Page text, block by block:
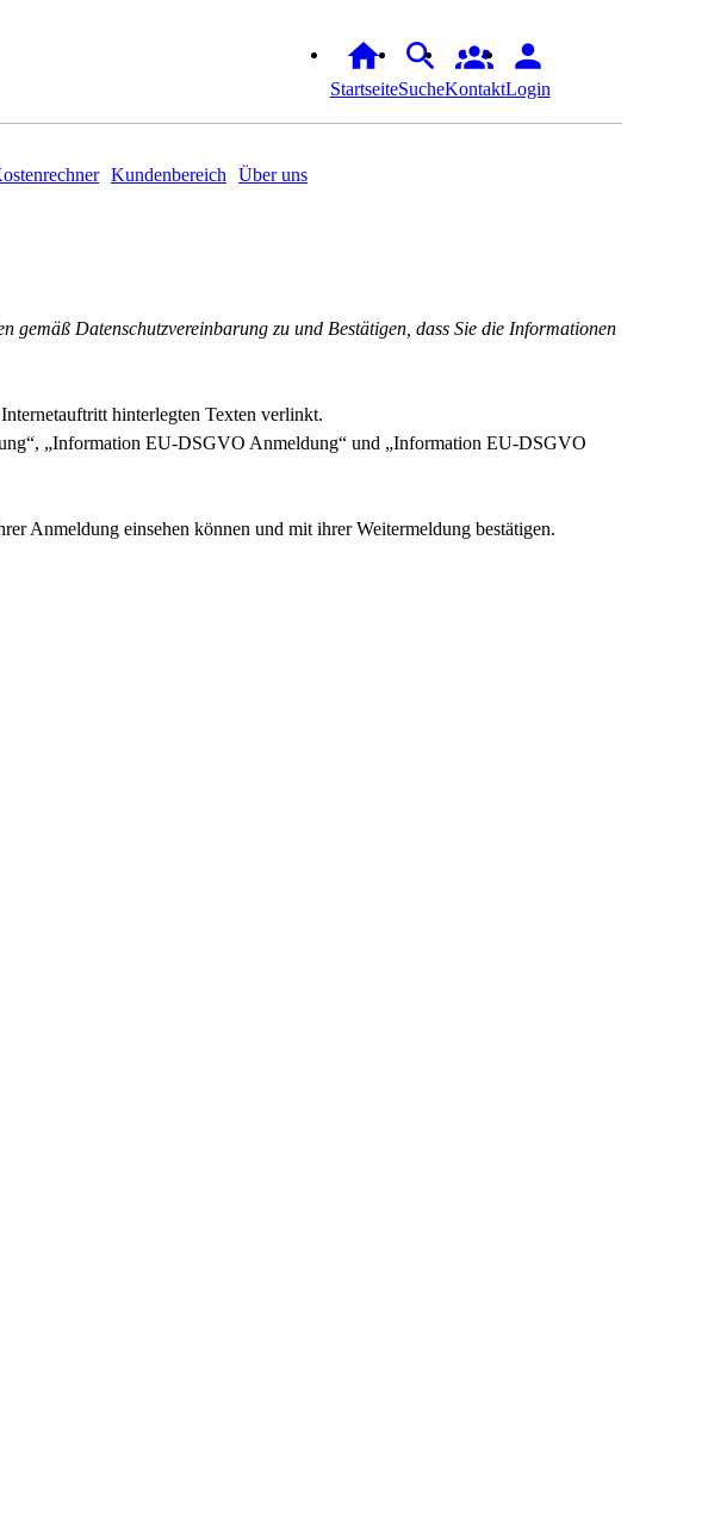
StartseiteSucheKontaktLogin
Kundenbereich Über uns
Datenschutzvereinbarung zu und Bestätigen, dass Sie die Informationen
hinterlegten Texten verlinkt.
„Information EU-DSGVO Anmeldung“ und „Information EU-DSGVO
Anmeldung einsehen können und mit ihrer Weitermeldung bestätigen.